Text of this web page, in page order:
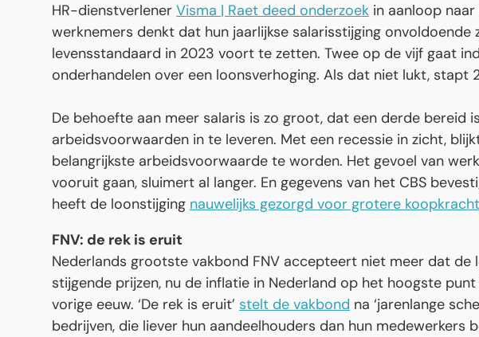
HR-dienstverlener Visma | Raet deed onderzoek in aanloop
werknemers denkt dat hun jaarlijkse salarisstijging onvoldoende
levensstandaard in 2023 voort te zetten. Twee op de vijf gaat
onderhandelen over een loonsverhoging. Als dat niet lukt, stapt
De behoefte aan meer salaris is zo groot, dat een derde bereid
arbeidsvoorwaarden in te leveren. Met een recessie in zicht,
belangrijkste arbeidsvoorwaarde te worden. Het gevoel van
vooruit gaan, sluimert al langer. En gegevens van het CBS
heeft de loonstijging nauwelijks gezorgd voor grotere koopkracht
FNV: de rek is eruit
Nederlands grootste vakbond FNV accepteert niet meer dat de
stijgende prijzen, nu de inflatie in Nederland op het hoogste
vorige eeuw. ‘De rek is eruit’ stelt de vakbond na ‘jarenlange
bedrijven, die liever hun aandeelhouders dan hun medewerkers